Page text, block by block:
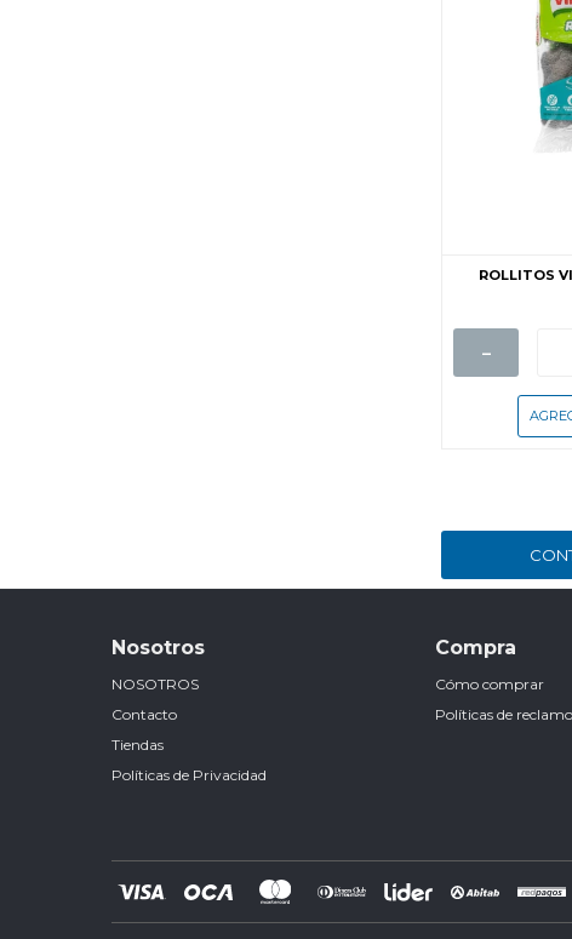
ROLLITOS
-
Nosotros
NOSOTROS
Contacto
Tiendas
Políticas de Privacidad
Compra
Cómo comprar
Políticas de